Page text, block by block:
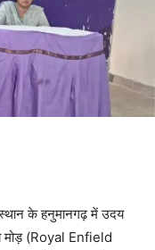
के हनुमानगढ़ में उदय
मोड़ (Royal Enfield